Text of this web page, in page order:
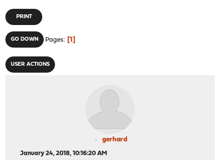
PRINT
GO DOWN Pages 1
USER ACTIONS
gerhard
January 24, 2018, 10:16:20 AM